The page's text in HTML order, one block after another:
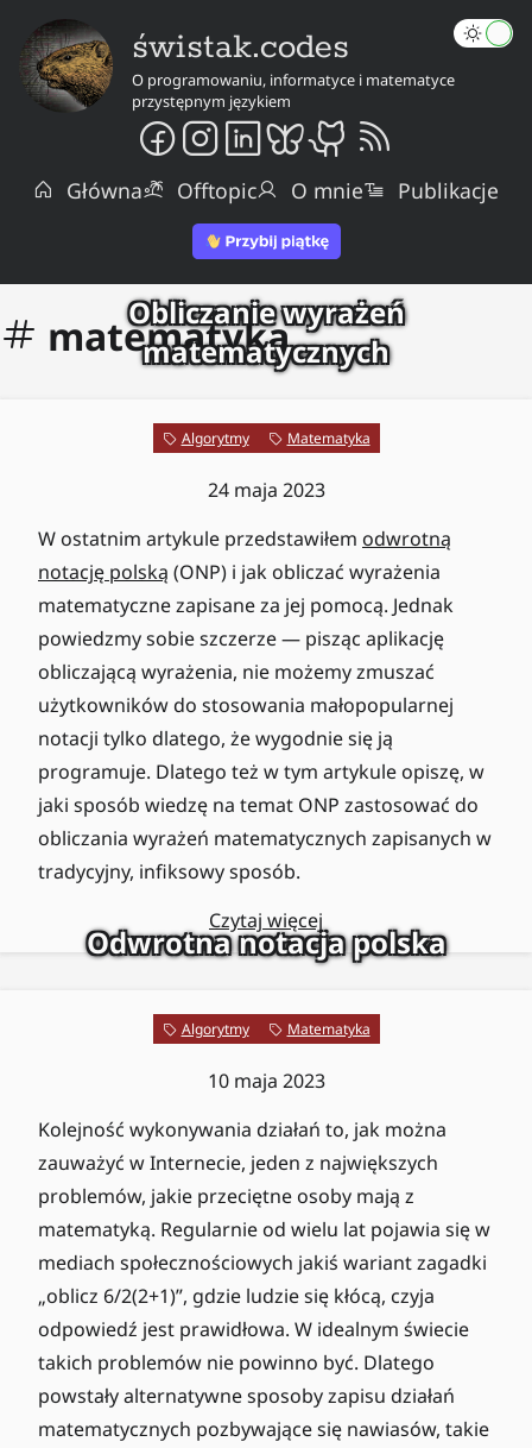
świstak.codes
O programowaniu, informatyce i matematyce
przystępnym językiem
Główna Offtopic O mnie Publikacje
matematyka
Obliczanie wyrażeń
matematycznych
Algorytmy Matematyka
24 maja 2023
W ostatnim artykule przedstawiłem odwrotną
notację polską (ONP) i jak obliczać wyrażenia
matematyczne zapisane za jej pomocą. Jednak
powiedzmy sobie szczerze — pisząc aplikację
obliczającą wyrażenia, nie możemy zmuszać
użytkowników do stosowania małopopularnej
notacji tylko dlatego, że wygodnie się ją
programuje. Dlatego też w tym artykule opiszę, w
jaki sposób wiedzę na temat ONP zastosować do
obliczania wyrażeń matematycznych zapisanych w
tradycyjny, infiksowy sposób.
Czytaj więcej
Odwrotna notacja polska
Algorytmy Matematyka
10 maja 2023
Kolejność wykonywania działań to, jak można
zauważyć w Internecie, jeden z największych
problemów, jakie przeciętne osoby mają z
matematyką. Regularnie od wielu lat pojawia się w
mediach społecznościowych jakiś wariant zagadki
„oblicz 6/2(2+1)”, gdzie ludzie się kłócą, czyja
odpowiedź jest prawidłowa. W idealnym świecie
takich problemów nie powinno być. Dlatego
powstały alternatywne sposoby zapisu działań
matematycznych pozbywające się nawiasów, takie